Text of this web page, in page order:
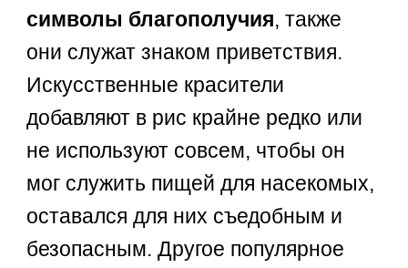
символы благополучия, также
они служат знаком приветствия.
Искусственные красители
добавляют в рис крайне редко или
не используют совсем, чтобы он
мог служить пищей для насекомых,
оставался для них съедобным и
безопасным. Другое популярное